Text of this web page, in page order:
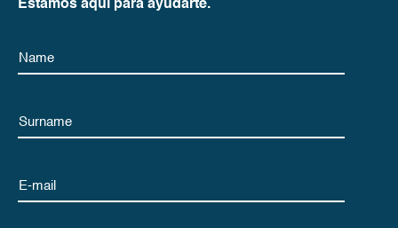
Estamos aquí para ayudarte.
Name
Name
Email